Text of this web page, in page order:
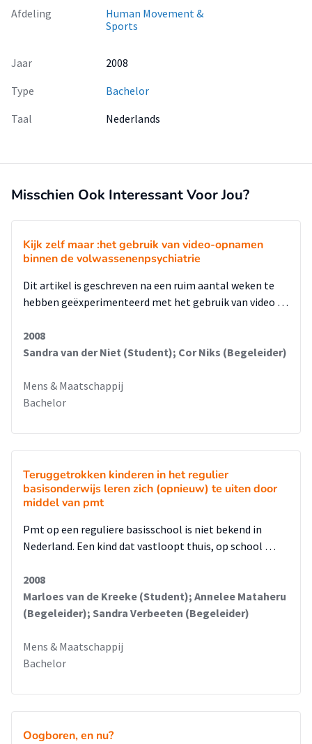
Afdeling
Human Movement &
Sports
Jaar
2008
Type
Bachelor
Taal
Nederlands
Misschien Ook Interessant Voor Jou?
Kijk zelf maar :het gebruik van video-opnamen
binnen de volwassenenpsychiatrie
Dit artikel is geschreven na een ruim aantal weken te
hebben geëxperimenteerd met het gebruik van video …
2008
Sandra van der Niet (Student); Cor Niks (Begeleider)
Mens & Maatschappij
Bachelor
Teruggetrokken kinderen in het regulier
basisonderwijs leren zich (opnieuw) te uiten door
middel van pmt
Pmt op een reguliere basisschool is niet bekend in
Nederland. Een kind dat vastloopt thuis, op school …
2008
Marloes van de Kreeke (Student); Annelee Mataheru
(Begeleider); Sandra Verbeeten (Begeleider)
Mens & Maatschappij
Bachelor
Oogboren, en nu?